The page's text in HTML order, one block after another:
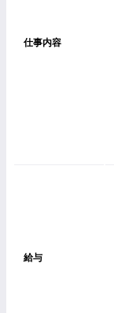
仕事内容
給与